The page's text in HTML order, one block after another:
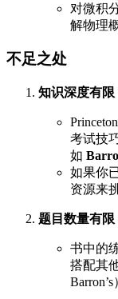
对微积
解物理
不足之处
知识深度有限
考试技
如
如果你
资源来
题目数量有限
书中的
搭配其